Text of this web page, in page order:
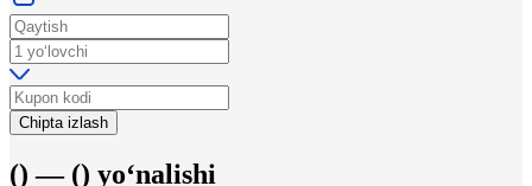
Chipta izlash
() — () yo‘nalishi